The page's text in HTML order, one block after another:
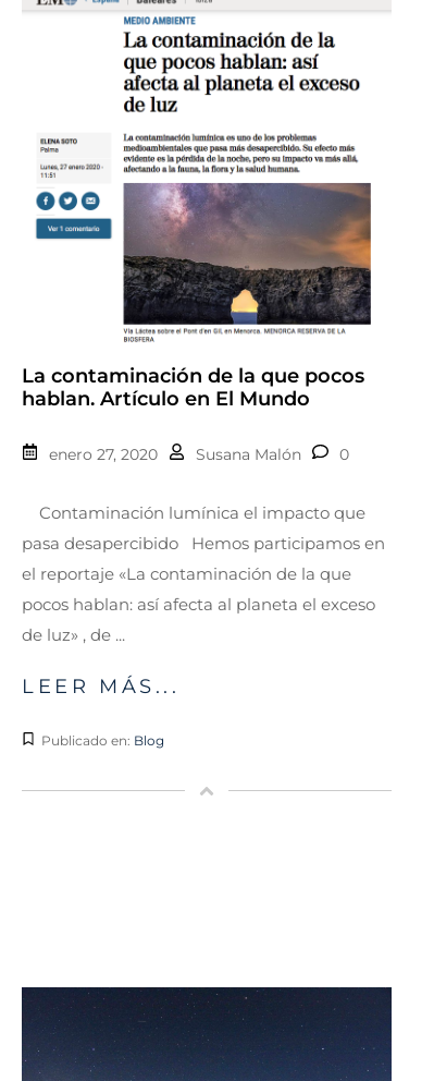
La contaminación de la que pocos
hablan. Artículo en El Mundo
enero 27, 2020 Susana Malón 0
Contaminación lumínica el impacto que
pasa desapercibido Hemos participamos en
el reportaje «La contaminación de la que
pocos hablan: así afecta al planeta el exceso
de luz» , de ...
LEER MÁS...
Publicado en: Blog